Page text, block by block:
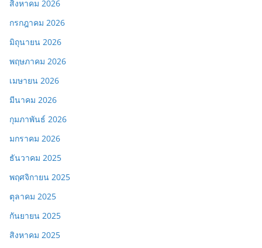
สิงหาคม 2026
กรกฎาคม 2026
มิถุนายน 2026
พฤษภาคม 2026
เมษายน 2026
มีนาคม 2026
กุมภาพันธ์ 2026
มกราคม 2026
ธันวาคม 2025
พฤศจิกายน 2025
ตุลาคม 2025
กันยายน 2025
สิงหาคม 2025